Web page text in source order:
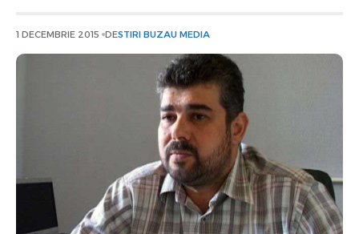
1 DECEMBRIE 2015 DESTIRI BUZAU MEDIA